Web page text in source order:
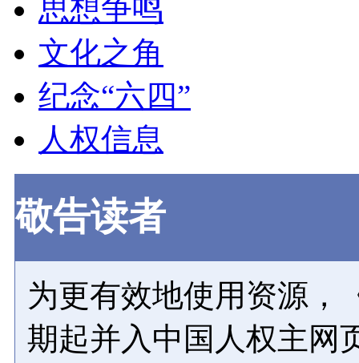
思想争鸣
文化之角
纪念“六四”
人权信息
敬告读者
为更有效地使用资源，
期起并入中国人权主网